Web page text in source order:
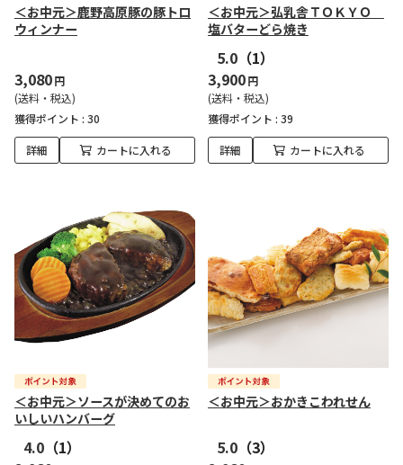
＜お中元＞鹿野高原豚の豚トロ
ウィンナー
3,080円
(送料・税込)
獲得ポイント : 30
詳細 カートに入れる
＜お中元＞弘乳舎ＴＯＫＹＯ
塩バターどら焼き
5.0 （1）
3,900円
(送料・税込)
獲得ポイント : 39
詳細 カートに入れる
＜お中元＞ソースが決めてのお
いしいハンバーグ
4.0 （1）
＜お中元＞おかきこわれせん
5.0 （3）